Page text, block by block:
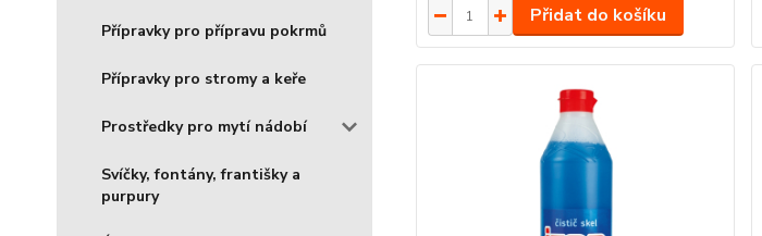
Přípravky pro přípravu pokrmů
Přípravky pro stromy a keře
Prostředky pro mytí nádobí
Svíčky, fontány, františky a
purpury
Přidat do košíku